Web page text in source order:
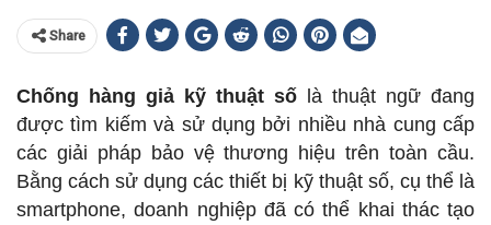
Share
Chống hàng giả kỹ thuật số là thuật ngữ đang
được tìm kiếm và sử dụng bởi nhiều nhà cung cấp
các giải pháp bảo vệ thương hiệu trên toàn cầu.
Bằng cách sử dụng các thiết bị kỹ thuật số, cụ thể là
smartphone, doanh nghiệp đã có thể khai thác tạo